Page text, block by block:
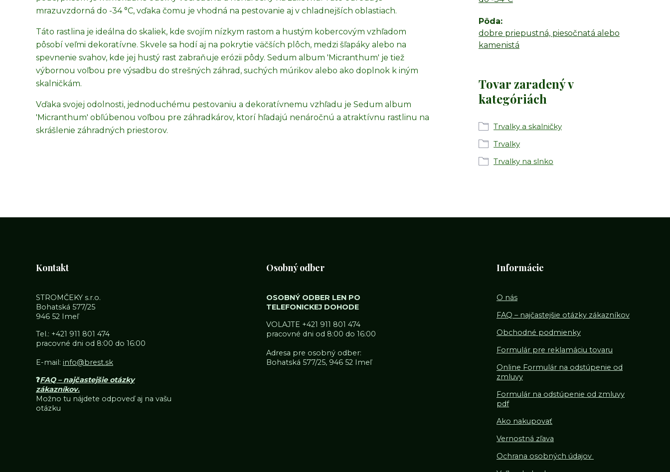
mrazuvzdorná do -34 °C, vďaka čomu je vhodná na pestovanie aj v chladnejších oblastiach.
Táto rastlina je ideálna do skaliek, kde svojím nízkym rastom a hustým kobercovým vzhľadom
pôsobí veľmi dekoratívne. Skvele sa hodí aj na pokrytie väčších plôch, medzi šľapáky alebo na
spevnenie svahov, kde jej hustý rast zabraňuje erózii pôdy. Sedum album 'Micranthum' je tiež
výbornou voľbou pre výsadbu do strešných záhrad, suchých múrikov alebo ako doplnok k iným
skalničkám.
Vďaka svojej odolnosti, jednoduchému pestovaniu a dekoratívnemu vzhľadu je Sedum album
'Micranthum' obľúbenou voľbou pre záhradkárov, ktorí hľadajú nenáročnú a atraktívnu rastlinu na
skrášlenie záhradných priestorov.
Pôda
dobre priepustná, piesočnatá alebo
kamenistá
Tovar zaradený v
kategóriách
Trvalky a skalničky
Trvalky
Trvalky na slnko
Kontakt
STROMČEKY s.r.o.
Bohatská 577/25
946 52 Imeľ
Tel.: +421 911 801 474
pracovné dni od 8:00 do 16:00
E-mail: info@brest.sk
❓FAQ – najčastejšie otázky
zákazníkov.
Možno tu nájdete odpoveď aj na vašu
otázku
Osobný odber
OSOBNÝ ODBER LEN PO
TELEFONICKEJ DOHODE
VOLAJTE +421 911 801 474
pracovné dni od 8:00 do 16:00
Adresa pre osobný odber:
Bohatská 577/25, 946 52 Imeľ
Informácie
O nás
FAQ – najčastejšie otázky zákazníkov
Obchodné podmienky
Formulár pre reklamáciu tovaru
Online Formulár na odstúpenie od
zmluvy
Formulár na odstúpenie od zmluvy
pdf
Ako nakupovať
Vernostná zľava
Ochrana osobných údajov